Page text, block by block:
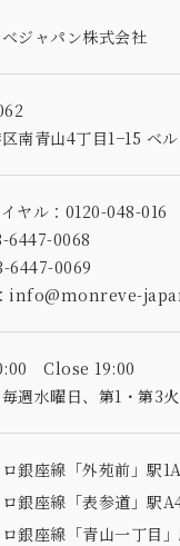
ジャパン株式会社
南青山4丁目1−15 ベ
ヤル：0120-048-016
6447-0068
6447-0069
info@monreve-
Close 19:00
週水曜日、 第1・第3
銀座線「外苑前」駅
銀座線「表参道」駅
銀座線「青山一丁目